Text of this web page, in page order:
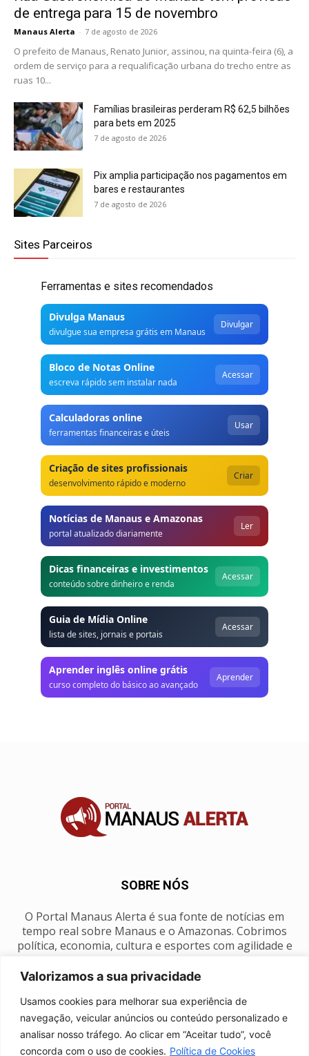
Valorizamos a sua privacidade
Usamos cookies para melhorar sua experiência de
navegação, veicular anúncios ou conteúdo personalizado e
analisar nosso tráfego. Ao clicar em “Aceitar tudo”, você
concorda com o uso de cookies. Política de Cookies
de entrega para 15 de novembro
Manaus Alerta - 7 de agosto de 2026
O prefeito de Manaus, Renato Junior, assinou, na quinta-feira (6), a
ordem de serviço para a requalificação urbana do trecho entre as
ruas 10...
Famílias brasileiras perderam R$ 62,5 bilhões
para bets em 2025
7 de agosto de 2026
Pix amplia participação nos pagamentos em
bares e restaurantes
7 de agosto de 2026
Sites Parceiros
Ferramentas e sites recomendados
Divulga Manaus
divulgue sua empresa grátis em Manaus
Divulgar
Bloco de Notas Online
escreva rápido sem instalar nada
Acessar
Calculadoras online
ferramentas financeiras e úteis
Usar
Criação de sites profissionais
desenvolvimento rápido e moderno
Criar
Notícias de Manaus e Amazonas
portal atualizado diariamente
Ler
Dicas financeiras e investimentos
conteúdo sobre dinheiro e renda
Acessar
Guia de Mídia Online
lista de sites, jornais e portais
Acessar
Aprender inglês online grátis
curso completo do básico ao avançado
Aprender
SOBRE NÓS
O Portal Manaus Alerta é sua fonte de notícias em
tempo real sobre Manaus e o Amazonas. Cobrimos
política, economia, cultura e esportes com agilidade e
SIGA-NOS